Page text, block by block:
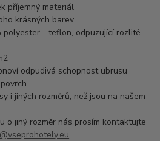
příjemný materiál
krásných barev
polyester - teflon, odpuzující rozlité
odpudivá schopnost ubrusu
i jiných rozměrů, než jsou na našem
o jiný rozměr nás prosím kontaktujte